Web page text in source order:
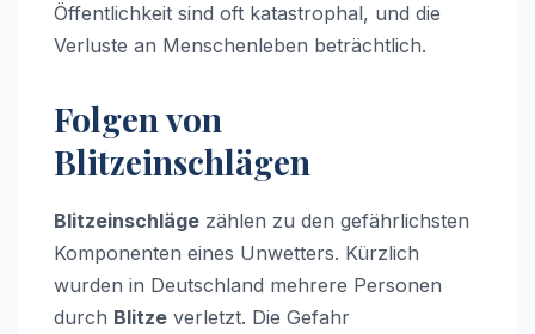
Öffentlichkeit sind oft katastrophal, und die
Verluste an Menschenleben beträchtlich.
Folgen von
Blitzeinschlägen
Blitzeinschläge zählen zu den gefährlichsten
Komponenten eines Unwetters. Kürzlich
wurden in Deutschland mehrere Personen
durch Blitze verletzt. Die Gefahr